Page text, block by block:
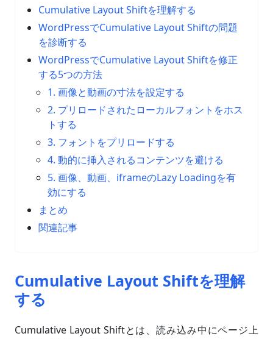
Cumulative Layout Shiftを理解する
WordPressでCumulative Layout Shiftの問題
を診断する
WordPressでCumulative Layout Shiftを修正
する5つの方法
1. 画像と動画の寸法を設定する
2. プリロードされたローカルフォントをホス
トする
3. フォントをプリロードする
4. 動的に挿入されるコンテンツを避ける
5. 画像、動画、iframeのLazy Loadingを有
効にする
まとめ
関連記事
Cumulative Layout Shiftを理解
する
Cumulative Layout Shiftとは、読み込み中にページ上